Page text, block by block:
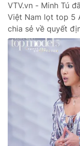
VTV.vn - Minh Tú
Việt Nam lọt top 5
chia sẻ về quyết